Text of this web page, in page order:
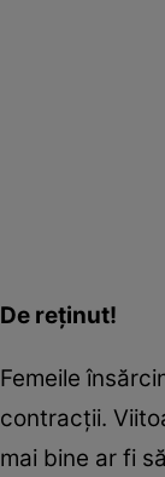
De reţinut!
Femeile
contracţii.
mai bine ar fi